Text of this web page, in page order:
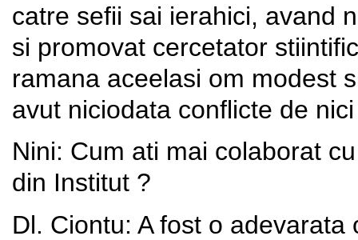
catre sefii sai ierahici, avand
si promovat cercetator
ramana aceelasi om modest
avut niciodata conflicte de
Nini: Cum ati mai colaborat
din Institut ?
Dl. Ciontu: A fost o